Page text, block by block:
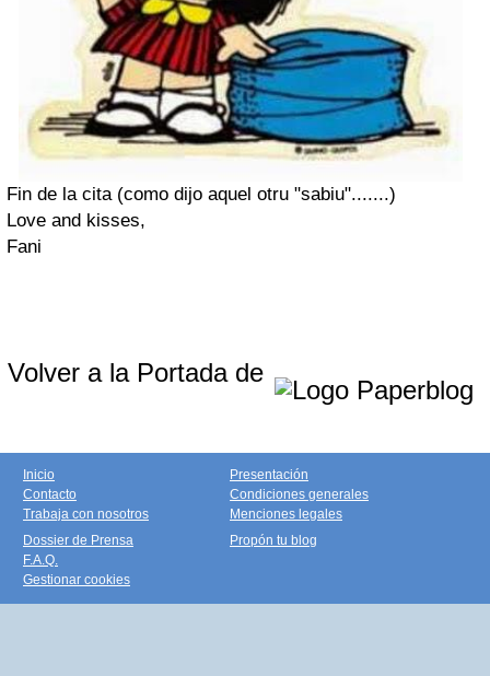
Fin de la cita (como dijo aquel otru "sabiu".......)
Love and kisses,
Fani
Volver a la Portada de
Inicio
Contacto
Trabaja con nosotros
Presentación
Condiciones generales
Menciones legales
Dossier de Prensa
F.A.Q.
Gestionar cookies
Propón tu blog